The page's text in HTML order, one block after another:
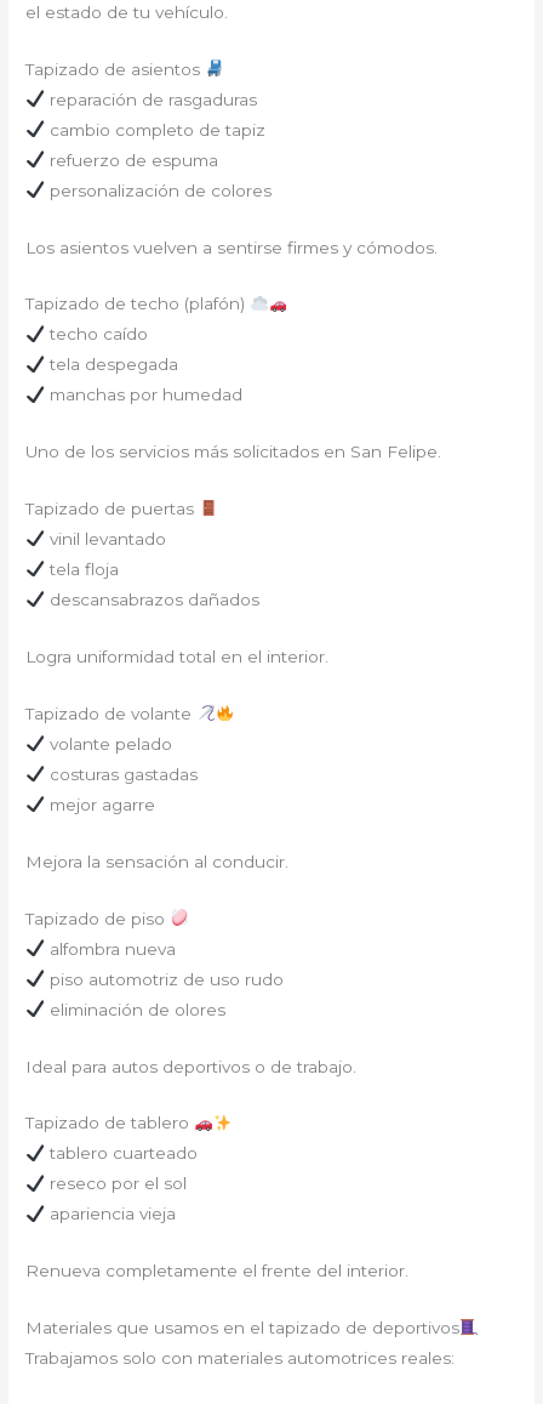
el estado de tu vehículo.
Tapizado de asientos
reparación de rasgaduras
cambio completo de tapiz
refuerzo de espuma
personalización de colores
Los asientos vuelven a sentirse firmes y cómodos.
Tapizado de techo (plafón)
techo caído
tela despegada
manchas por humedad
Uno de los servicios más solicitados en San Felipe.
Tapizado de puertas
vinil levantado
tela floja
descansabrazos dañados
Logra uniformidad total en el interior.
Tapizado de volante
volante pelado
costuras gastadas
mejor agarre
Mejora la sensación al conducir.
Tapizado de piso
alfombra nueva
piso automotriz de uso rudo
eliminación de olores
Ideal para autos deportivos o de trabajo.
Tapizado de tablero
tablero cuarteado
reseco por el sol
apariencia vieja
Renueva completamente el frente del interior.
Materiales que usamos en el tapizado de deportivos
Trabajamos solo con materiales automotrices reales: